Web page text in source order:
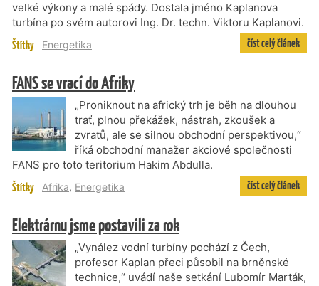
velké výkony a malé spády. Dostala jméno Kaplanova
turbína po svém autorovi Ing. Dr. techn. Viktoru Kaplanovi.
Štítky Energetika číst celý článek
FANS se vrací do Afriky
„Proniknout na africký trh je běh na dlouhou
trať, plnou překážek, nástrah, zkoušek a
zvratů, ale se silnou obchodní perspektivou,“
říká obchodní manažer akciové společnosti
FANS pro toto teritorium Hakim Abdulla.
Štítky Afrika, Energetika číst celý článek
Elektrárnu jsme postavili za rok
„Vynález vodní turbíny pochází z Čech,
profesor Kaplan přeci působil na brněnské
technice,“ uvádí naše setkání Lubomír Marták,